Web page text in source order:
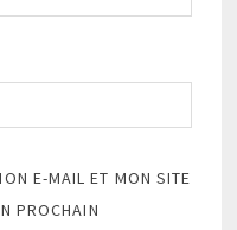
E-MAIL ET MON SITE
PROCHAIN